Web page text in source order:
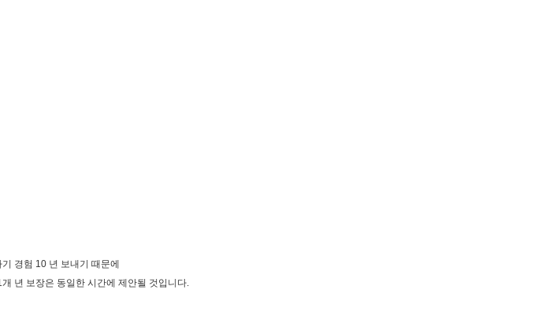
경험 10 년 보내기 때문에
년 보장은 동일한 시간에 제안될 것입니다.